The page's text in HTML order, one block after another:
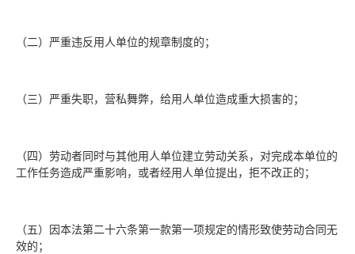
（二）严重违反用人单位的规章制度的；
（三）严重失职，营私舞弊，给用人单位造成重大损害的；
（四）劳动者同时与其他用人单位建立劳动关系，对完成本单位的
工作任务造成严重影响，或者经用人单位提出，拒不改正的；
（五）因本法第二十六条第一款第一项规定的情形致使劳动合同无
效的；